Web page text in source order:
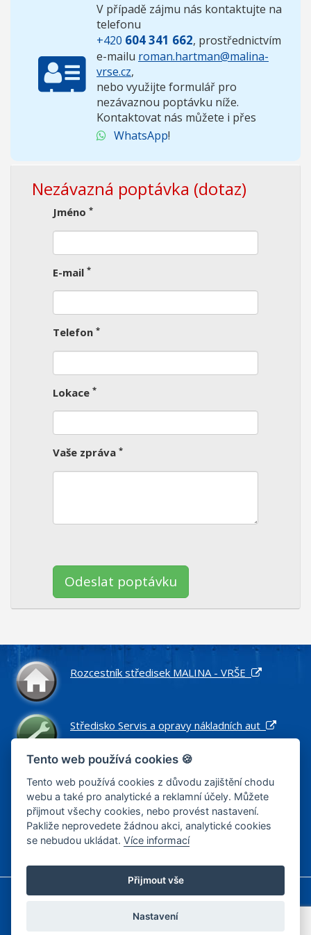
V případě zájmu nás kontaktujte na
telefonu
+420 604 341 662, prostřednictvím
e-mailu roman.hartman@malina-
vrse.cz,
nebo využijte formulář pro
nezávaznou poptávku níže.
Kontaktovat nás můžete i přes
WhatsApp!
Nezávazná poptávka (dotaz)
Jméno *
E-mail *
Telefon *
Lokace *
Vaše zpráva *
pole
prázdné.
Rozcestník středisek MALINA - VRŠE
Středisko Servis a opravy nákladních aut
Středisko Náhradní díly pro nákladní vozidla
Středisko Zemní práce a stavby
Informace o cookies
Zásady zpracování osobních údajů
Zásady zpracování osobních údajů – výběrová řízení
Tento web používá cookies 🍪
Tento web používá cookies z důvodu zajištění chodu
webu a také pro analytické a reklamní účely. Můžete
přijmout všechy cookies, nebo provést nastavení.
Pakliže neprovedete žádnou akci, analytické cookies
se nebudou ukládat.Více informací
Přijmout vše
Nastavení